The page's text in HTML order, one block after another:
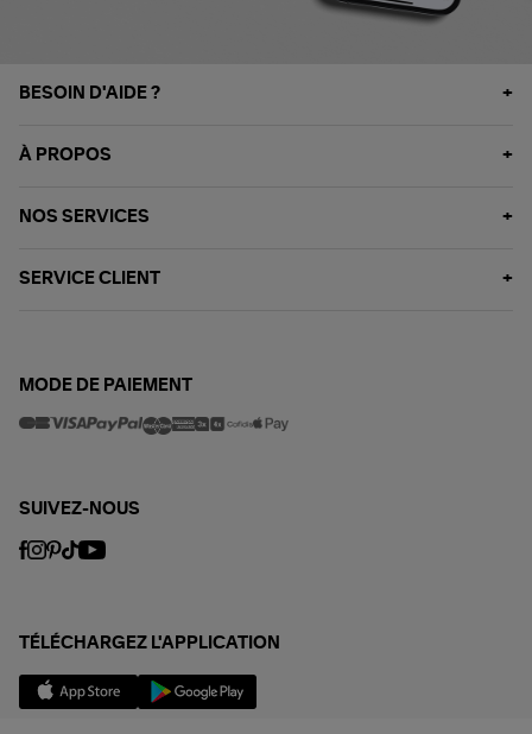
BESOIN D'AIDE ?
À PROPOS
NOS SERVICES
SERVICE CLIENT
MODE DE PAIEMENT
SUIVEZ-NOUS
TÉLÉCHARGEZ L'APPLICATION